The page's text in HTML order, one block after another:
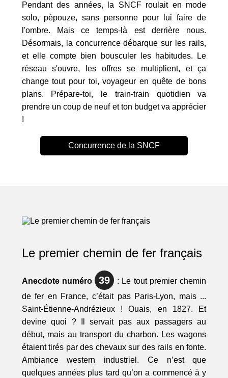
Pendant des années, la SNCF roulait en mode
solo, pépouze, sans personne pour lui faire de
l'ombre. Mais ce temps-là est derrière nous.
Désormais, la concurrence débarque sur les rails,
et elle compte bien bousculer les habitudes. Le
réseau s'ouvre, les offres se multiplient, et ça
change tout pour toi, voyageur en quête de bons
plans. Prépare-toi, le train-train quotidien va
prendre un coup de neuf et ton budget va apprécier
!
Concurrence de la SNCF
Le premier chemin de fer français
Anecdote numéro 39
: Le tout premier chemin
de fer en France, c’était pas Paris-Lyon, mais ...
Saint-Étienne-Andrézieux ! Ouais, en 1827. Et
devine quoi ? Il servait pas aux passagers au
début, mais au transport du charbon. Les wagons
étaient tirés par des chevaux sur des rails en fonte.
Ambiance western industriel. Ce n’est que
quelques années plus tard qu’on a commencé à y